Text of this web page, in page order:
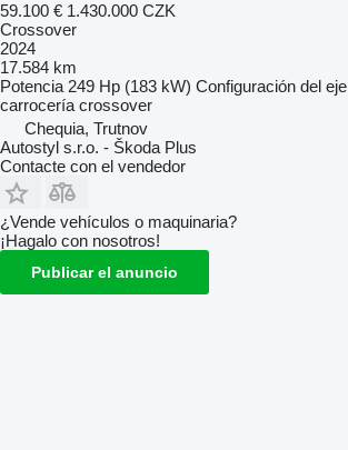
59.100 € 1.430.000 CZK
Crossover
2024
17.584 km
Potencia 249 Hp (183 kW) Configuración del eje
carrocería crossover
Chequia, Trutnov
Autostyl s.r.o. - Škoda Plus
Contacte con el vendedor
¿Vende vehículos o maquinaria?
¡Hagalo con nosotros!
Publicar el anuncio